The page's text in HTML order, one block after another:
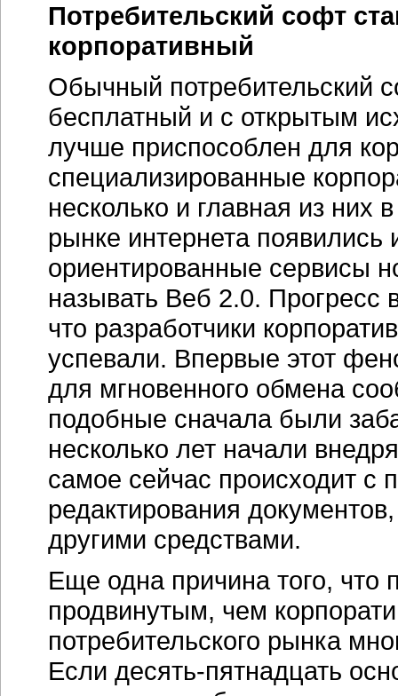
Потребительский софт
корпоративный
Обычный потребительский
бесплатный и с открытым
лучше приспособлен для
специализированные
несколько и главная из них
рынке интернета появились
ориентированные сервисы
называть Веб 2.0. Прогресс
что разработчики
успевали. Впервые этот
для мгновенного обмена
подобные сначала были
несколько лет начали
самое сейчас происходит с
редактирования
другими средствами.
Еще одна причина того, что
продвинутым, чем
потребительского рынка
Если десять-пятнадцать